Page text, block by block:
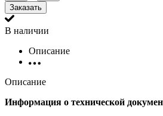
Заказать
В наличии
Описание
Описание
Информация о технической